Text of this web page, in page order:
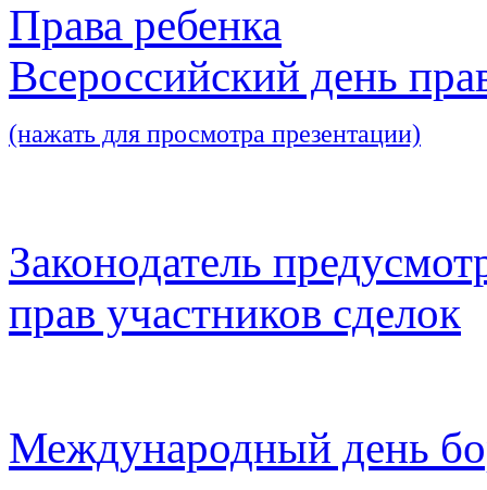
Права ребенка
Всероссийский день
(нажать для просмотра презентации)
Законодатель
прав участников сделок
Международный день